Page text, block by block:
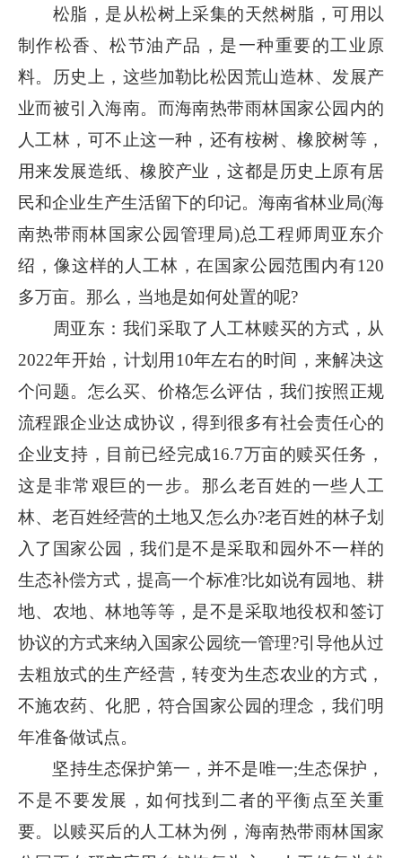
松脂，是从松树上采集的天然树脂，可用以
制作松香、松节油产品，是一种重要的工业原
料。历史上，这些加勒比松因荒山造林、发展产
业而被引入海南。而海南热带雨林国家公园内的
人工林，可不止这一种，还有桉树、橡胶树等，
用来发展造纸、橡胶产业，这都是历史上原有居
民和企业生产生活留下的印记。海南省林业局(海
南热带雨林国家公园管理局)总工程师周亚东介
绍，像这样的人工林，在国家公园范围内有120
多万亩。那么，当地是如何处置的呢?
周亚东：我们采取了人工林赎买的方式，从
2022年开始，计划用10年左右的时间，来解决这
个问题。怎么买、价格怎么评估，我们按照正规
流程跟企业达成协议，得到很多有社会责任心的
企业支持，目前已经完成16.7万亩的赎买任务，
这是非常艰巨的一步。那么老百姓的一些人工
林、老百姓经营的土地又怎么办?老百姓的林子划
入了国家公园，我们是不是采取和园外不一样的
生态补偿方式，提高一个标准?比如说有园地、耕
地、农地、林地等等，是不是采取地役权和签订
协议的方式来纳入国家公园统一管理?引导他从过
去粗放式的生产经营，转变为生态农业的方式，
不施农药、化肥，符合国家公园的理念，我们明
年准备做试点。
坚持生态保护第一，并不是唯一;生态保护，
不是不要发展，如何找到二者的平衡点至关重
要。以赎买后的人工林为例，海南热带雨林国家